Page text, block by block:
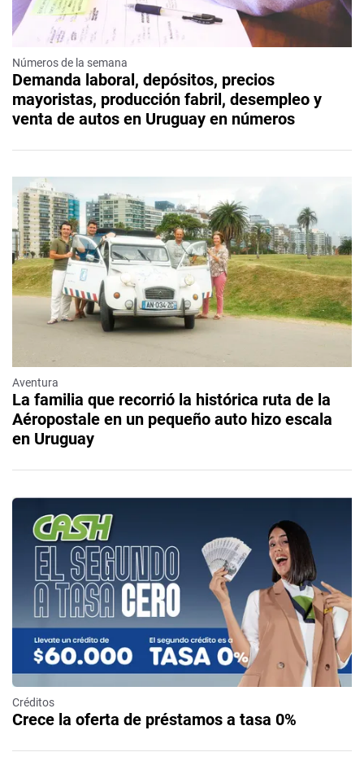
Números de la semana
Demanda laboral, depósitos, precios
mayoristas, producción fabril, desempleo y
venta de autos en Uruguay en números
Aventura
La familia que recorrió la histórica ruta de la
Aéropostale en un pequeño auto hizo escala
en Uruguay
Créditos
Crece la oferta de préstamos a tasa 0%